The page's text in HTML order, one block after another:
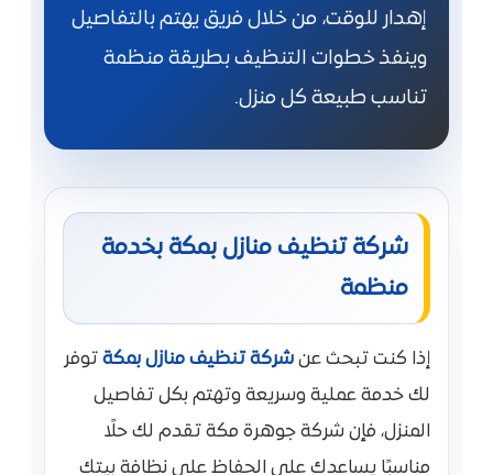
إهدار للوقت، من خلال فريق يهتم بالتفاصيل
وينفذ خطوات التنظيف بطريقة منظمة
تناسب طبيعة كل منزل.
شركة تنظيف منازل بمكة بخدمة
منظمة
إذا كنت تبحث عن شركة تنظيف منازل بمكة توفر
لك خدمة عملية وسريعة وتهتم بكل تفاصيل
المنزل، فإن شركة جوهرة مكة تقدم لك حلًا
مناسبًا يساعدك على الحفاظ على نظافة بيتك